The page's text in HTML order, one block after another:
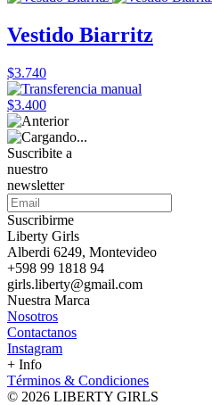
Vestido Biarritz
$3.740
$3.400
Suscribite a
nuestro
newsletter
Suscribirme
Liberty Girls
Alberdi 6249, Montevideo
+598 99 1818 94
girls.liberty@gmail.com
Nuestra Marca
Nosotros
Contactanos
Instagram
+ Info
Términos & Condiciones
© 2026 LIBERTY GIRLS